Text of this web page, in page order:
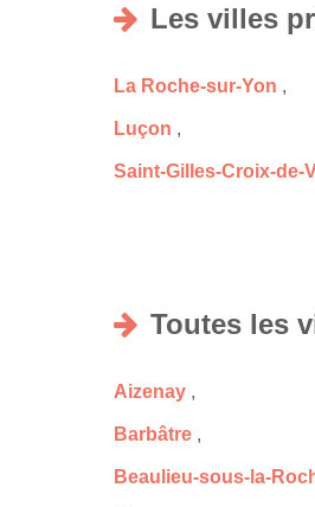
Les villes
La Roche-sur-Yon ,
Luçon ,
Saint-Gilles-Croix-de-
Toutes les
Aizenay ,
Barbâtre ,
Beaulieu-sous-la-